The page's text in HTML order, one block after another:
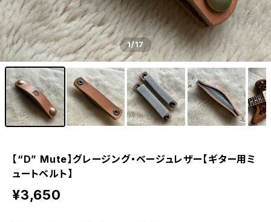
1/17
【“D” Mute】グレージング・ベージュレザー【ギター用ミ
ュートベルト】
¥3,650